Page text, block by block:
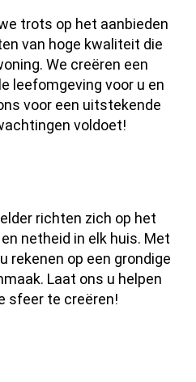
trots op het aanbieden
van hoge kwaliteit die
We creëren een
leefomgeving voor u en
voor een uitstekende
voldoet!
richten zich op het
netheid in elk huis. Met
rekenen op een grondige
Laat ons u helpen
sfeer te creëren!